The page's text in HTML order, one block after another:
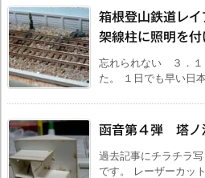
箱根登山鉄道レ
架線柱に照明を付
忘れられない ３．１
た。 １日でも早い日
函音第４弾 塔ノ
過去記事にチラチラ
です。 レーザーカッ